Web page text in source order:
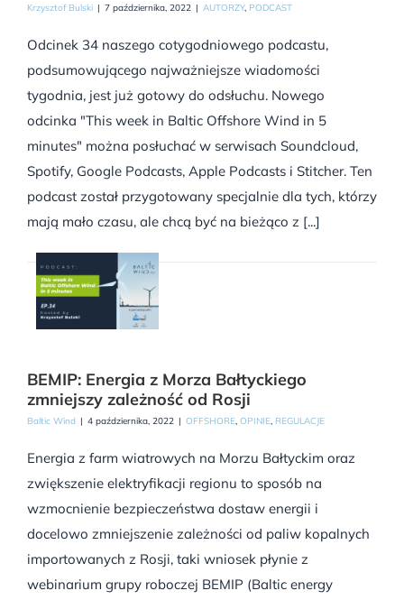
Krzysztof Bulski | 7 października, 2022 | AUTORZY, PODCAST
Odcinek 34 naszego cotygodniowego podcastu,
podsumowującego najważniejsze wiadomości
tygodnia, jest już gotowy do odsłuchu. Nowego
odcinka "This week in Baltic Offshore Wind in 5
minutes" można posłuchać w serwisach Soundcloud,
Spotify, Google Podcasts, Apple Podcasts i Stitcher. Ten
podcast został przygotowany specjalnie dla tych, którzy
mają mało czasu, ale chcą być na bieżąco z [...]
BEMIP: Energia z Morza Bałtyckiego
zmniejszy zależność od Rosji
Baltic Wind | 4 października, 2022 | OFFSHORE, OPINIE, REGULACJE
Energia z farm wiatrowych na Morzu Bałtyckim oraz
zwiększenie elektryfikacji regionu to sposób na
wzmocnienie bezpieczeństwa dostaw energii i
docelowo zmniejszenie zależności od paliw kopalnych
importowanych z Rosji, taki wniosek płynie z
webinarium grupy roboczej BEMIP (Baltic energy